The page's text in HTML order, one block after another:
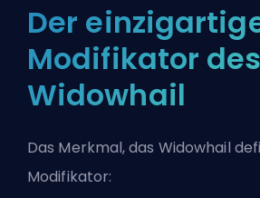
Der
Modifikator des
Widowhail
Das Merkmal, das Widowhail
Modifikator: